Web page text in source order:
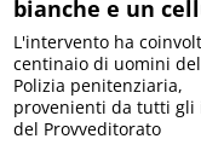
bianche e un
L'intervento ha
centinaio di uomini
Polizia penitenziaria,
provenienti da tutti gli
del Provveditorato